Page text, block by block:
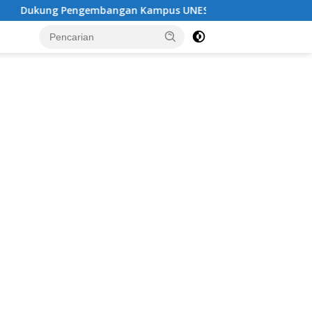
Kampus UNESA di Pusat Kota, Riyono Caping: